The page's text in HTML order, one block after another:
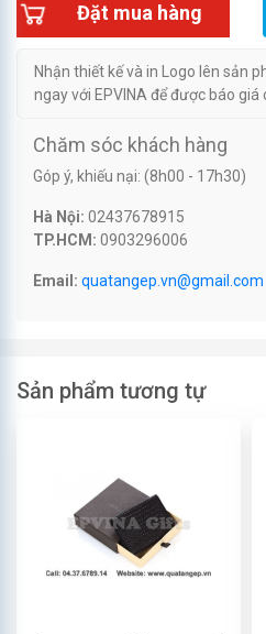
Đặt mua hàng
Nhận thiết kế và in Logo lên sản
ngay với EPVINA để được báo giá
Chăm sóc khách hàng
Góp ý, khiếu nại: (8h00 - 17h30)
Hà Nội: 02437678915
TP.HCM: 0903296006
Email: quatangep.vn@gmail.com
Sản phẩm tương tự